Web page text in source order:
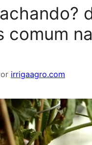
comum na
irrigaagro.com